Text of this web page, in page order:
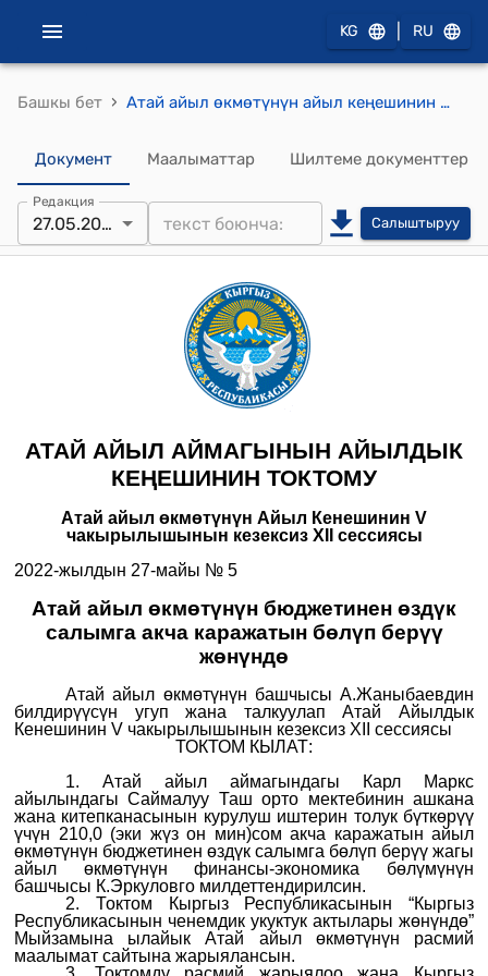
KG RU
Башкы бет › Атай айыл өкмөтүнүн айыл кеңешинин 2022-жылдын 27-майындагы № 5 "Атай айыл өкмөтүнүн бюджетинен өздүк салымга акча каражатын бөлүп берүү жөнүндө" токтому
Документ Маалыматтар Шилтеме документтер
Редакция
27.05.2022 Салыштыруу